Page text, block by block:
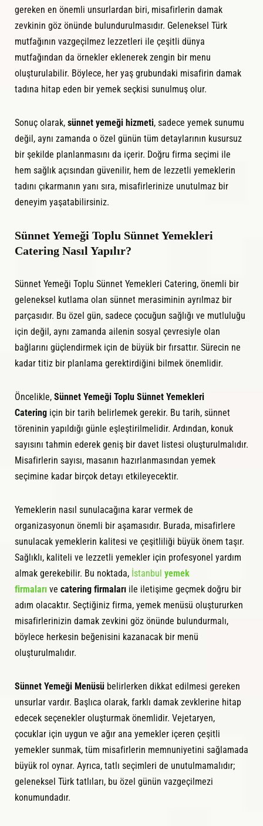
gereken en önemli unsurlardan biri, misafirlerin damak
zevkinin göz önünde bulundurulmasıdır. Geleneksel Türk
mutfağının vazgeçilmez lezzetleri ile çeşitli dünya
mutfağından da örnekler eklenerek zengin bir menu
oluşturulabilir. Böylece, her yaş grubundaki misafirin damak
tadına hitap eden bir yemek seçkisi sunulmuş olur.
Sonuç olarak, sünnet yemeği hizmeti, sadece yemek sunumu
değil, aynı zamanda o özel günün tüm detaylarının kusursuz
bir şekilde planlanmasını da içerir. Doğru firma seçimi ile
hem sağlık açısından güvenilir, hem de lezzetli yemeklerin
tadını çıkarmanın yanı sıra, misafirlerinize unutulmaz bir
deneyim yaşatabilirsiniz.
Sünnet Yemeği Toplu Sünnet Yemekleri
Catering Nasıl Yapılır?
Sünnet Yemeği Toplu Sünnet Yemekleri Catering, önemli bir
geleneksel kutlama olan sünnet merasiminin ayrılmaz bir
parçasıdır. Bu özel gün, sadece çocuğun sağlığı ve mutluluğu
için değil, aynı zamanda ailenin sosyal çevresiyle olan
bağlarını güçlendirmek için de büyük bir fırsattır. Sürecin ne
kadar titiz bir planlama gerektirdiğini bilmek önemlidir.
Öncelikle, Sünnet Yemeği Toplu Sünnet Yemekleri
Catering için bir tarih belirlemek gerekir. Bu tarih, sünnet
töreninin yapıldığı günle eşleştirilmelidir. Ardından, konuk
sayısını tahmin ederek geniş bir davet listesi oluşturulmalıdır.
Misafirlerin sayısı, masanın hazırlanmasından yemek
seçimine kadar birçok detayı etkileyecektir.
Yemeklerin nasıl sunulacağına karar vermek de
organizasyonun önemli bir aşamasıdır. Burada, misafirlere
sunulacak yemeklerin kalitesi ve çeşitliliği büyük önem taşır.
Sağlıklı, kaliteli ve lezzetli yemekler için profesyonel yardım
almak gerekebilir. Bu noktada, İstanbul yemek
firmaları ve catering firmaları ile iletişime geçmek doğru bir
adım olacaktır. Seçtiğiniz firma, yemek menüsü oluştururken
misafirlerinizin damak zevkini göz önünde bulundurmalı,
böylece herkesin beğenisini kazanacak bir menü
oluşturulmalıdır.
Sünnet Yemeği Menüsü belirlerken dikkat edilmesi gereken
unsurlar vardır. Başlıca olarak, farklı damak zevklerine hitap
edecek seçenekler oluşturmak önemlidir. Vejetaryen,
çocuklar için uygun ve ağır ana yemekler içeren çeşitli
yemekler sunmak, tüm misafirlerin memnuniyetini sağlamada
büyük rol oynar. Ayrıca, tatlı seçimleri de unutulmamalıdır;
geleneksel Türk tatlıları, bu özel günün vazgeçilmezi
konumundadır.